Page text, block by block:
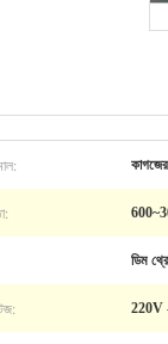
ডিম
220V